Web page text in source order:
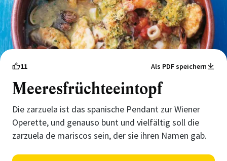
11 Als PDF speichern
Meeresfrüchteeintopf
Die zarzuela ist das spanische Pendant zur Wiener
Operette, und genauso bunt und vielfältig soll die
zarzuela de mariscos sein, der sie ihren Namen gab.